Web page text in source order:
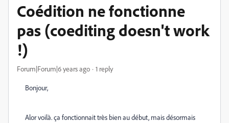
Coédition ne fonctionne
pas (coediting doesn't work
!)
Forum|Forum|6 years ago 1 reply
Bonjour,
Alor voilà. ça fonctionnait très bien au début, mais désormais